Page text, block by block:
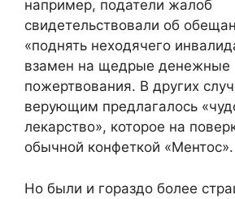
например, податели жалоб
свидетельствовали об
«поднять неходячего
взамен на щедрые денежные
пожертвования. В других
верующим предлагалось
лекарство», которое на
обычной конфеткой «Ментос».
Но были и гораздо более